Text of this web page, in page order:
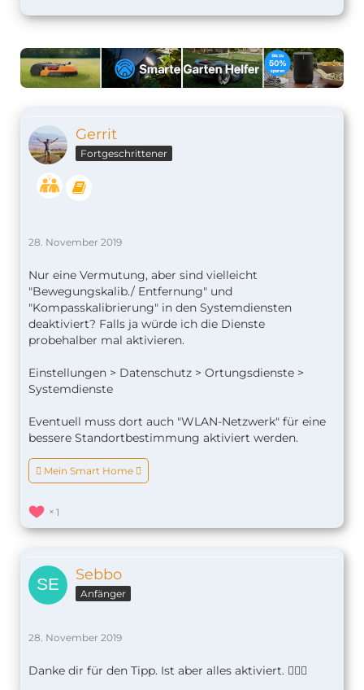
Gerrit
Fortgeschrittener
28. November 2019
Nur eine Vermutung, aber sind vielleicht
"Bewegungskalib./ Entfernung" und
"Kompasskalibrierung" in den Systemdiensten
deaktiviert? Falls ja würde ich die Dienste
probehalber mal aktivieren.
Einstellungen > Datenschutz > Ortungsdienste >
Systemdienste
Eventuell muss dort auch "WLAN-Netzwerk" für eine
bessere Standortbestimmung aktiviert werden.
 Mein Smart Home 
1
Sebbo
Anfänger
28. November 2019
Danke dir für den Tipp. Ist aber alles aktiviert. 🤷🏼‍♂️